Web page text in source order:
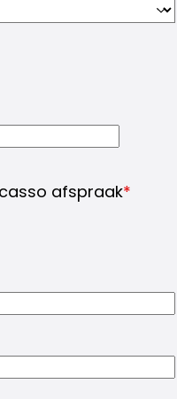
afspraak*